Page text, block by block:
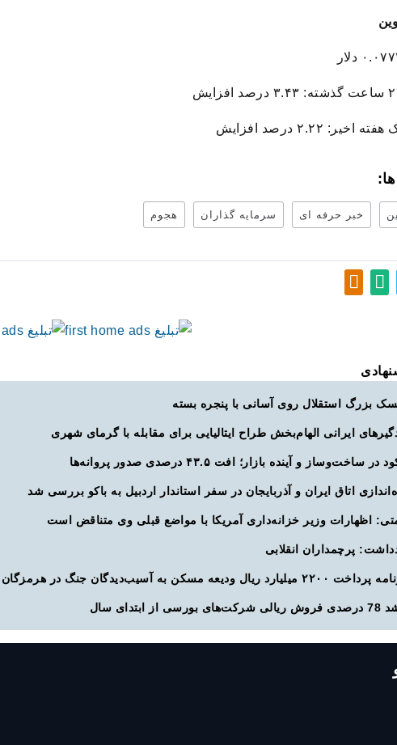
۲.۲۲ درصد افزایش
خبر حرفه ای سرمایه گذاران هجوم
بزرگ استقلال روی آسانی با پنجره بسته
ایرانی الهام‌بخش طراح ایتالیایی برای مقابله با گرمای شهری
در ساخت‌وساز و آینده بازار؛ افت ۴۳.۵ درصدی صدور پروانه‌ها
اتاق ایران و آذربایجان در سفر استاندار اردبیل به باکو بررسی شد
اظهارات وزیر خزانه‌داری آمریکا با مواضع قبلی وی متناقض است
پرچمداران انقلابی
۲۲۰۰ میلیارد ریال ودیعه مسکن به آسیب‌دیدگان جنگ در هرمزگان
بورسی از ابتدای سال